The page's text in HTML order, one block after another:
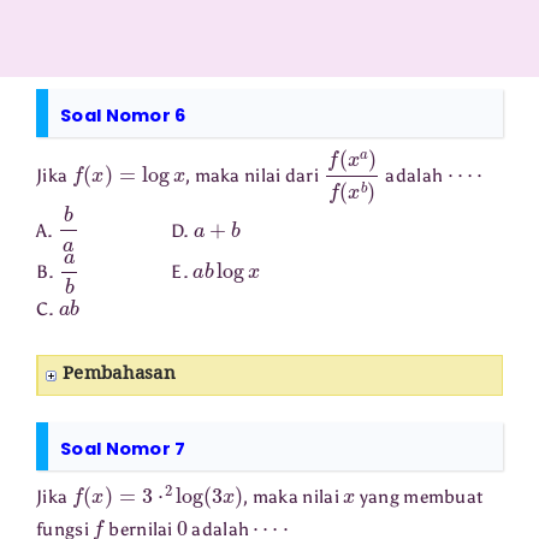
Soal Nomor 6
Jika (x )= log , maka nilai dari f(xa)f b )
adalah
A. ba D. +b
B. ab E. blog
C. ab
Pembahasan
Soal Nomor 7
Jika (x )= 2 log x) , maka nilai
yang membuat
fungsi f bernilai 0 adalah